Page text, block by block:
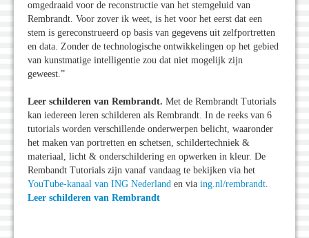
omgedraaid voor de reconstructie van het stemgeluid van
Rembrandt. Voor zover ik weet, is het voor het eerst dat een
stem is gereconstrueerd op basis van gegevens uit zelfportretten
en data. Zonder de technologische ontwikkelingen op het gebied
van kunstmatige intelligentie zou dat niet mogelijk zijn
geweest.”
Leer schilderen van Rembrandt. Met de Rembrandt Tutorials
kan iedereen leren schilderen als Rembrandt. In de reeks van 6
tutorials worden verschillende onderwerpen belicht, waaronder
het maken van portretten en schetsen, schildertechniek &
materiaal, licht & onderschildering en opwerken in kleur. De
Rembandt Tutorials zijn vanaf vandaag te bekijken via het
YouTube-kanaal van ING Nederland en via ing.nl/rembrandt.
Leer schilderen van Rembrandt